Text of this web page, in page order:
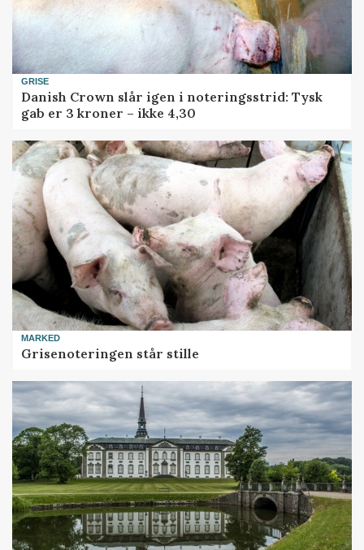
GRISE
Danish Crown slår igen i noteringsstrid: Tysk
gab er 3 kroner – ikke 4,30
MARKED
Grisenoteringen står stille